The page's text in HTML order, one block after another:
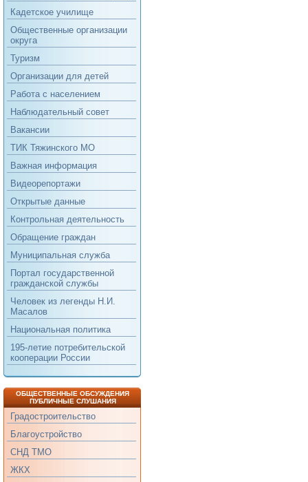
Кадетское училище
Общественные организации
округа
Туризм
Организации для детей
Работа с населением
Наблюдательный совет
Вакансии
ТИК Тяжинского МО
Важная информация
Видеорепортажи
Открытые данные
Контрольная деятельность
Обращение граждан
Муниципальная служба
Портал государственной
гражданской службы
Человек из легенды Н.И.
Масалов
Национальная политика
195-летие потребительской
кооперации России
ОБЩЕСТВЕННЫЕ ОБСУЖДЕНИЯ
ПУБЛИЧНЫЕ СЛУШАНИЯ
Градостроительство
Благоустройство
СНД ТМО
ЖКХ